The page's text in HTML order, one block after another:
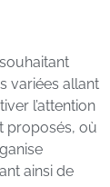
variées allant
l’attention
proposés, où
ainsi de